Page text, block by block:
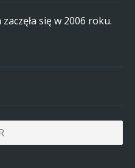
się w 2006 roku.